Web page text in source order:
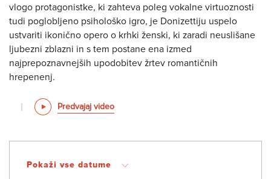
vlogo protagonistke, ki zahteva poleg vokalne virtuoznosti
tudi poglobljeno psihološko igro, je Donizettiju uspelo
ustvariti ikonično opero o krhki ženski, ki zaradi neuslišane
ljubezni zblazni in s tem postane ena izmed
najprepoznavnejših upodobitev žrtev romantičnih
hrepenenj.
Predvajaj video
Pokaži vse datume